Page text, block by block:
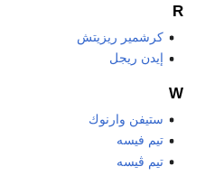
R
كرشمير ريزيتش
إيدن ريجل
W
ستيفن وارنوك
تيم فيسه
تيم ڤيسه